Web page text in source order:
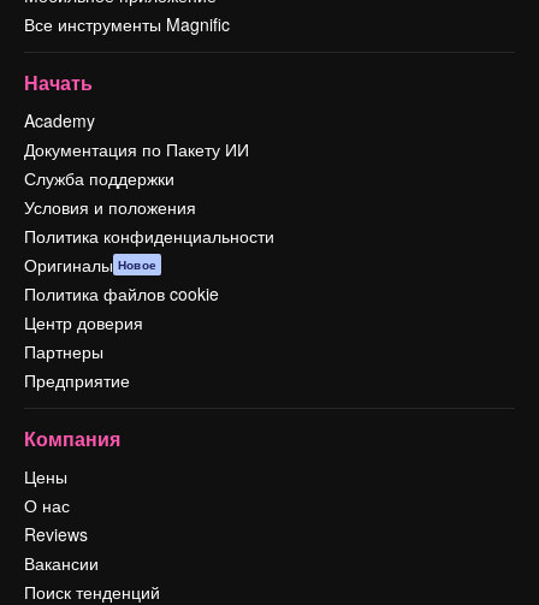
Все инструменты Magnific
Начать
Academy
Документация по Пакету ИИ
Служба поддержки
Условия и положения
Политика конфиденциальности
Оригиналы Новое
Политика файлов cookie
Центр доверия
Партнеры
Предприятие
Компания
Цены
О нас
Reviews
Вакансии
Поиск тенденций